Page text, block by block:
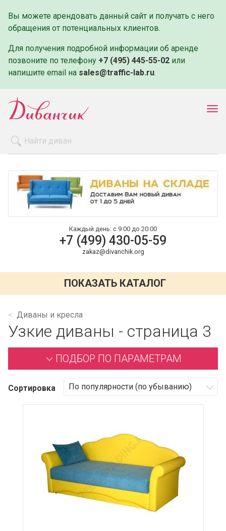
Вы можете арендовать данный сайт и получать с него
обращения от потенциальных клиентов.
Для получения подробной информации об аренде
позвоните по телефону +7 (495) 445-55-02 или
напишите email на sales@traffic-lab.ru.
Оплата и доставка
Контакты
Каждый день: с 9:00 до 20:00
+7 (499) 430-05-59
zakaz@divanchik.org
ПОКАЗАТЬ КАТАЛОГ
Диваны и кресла
Узкие диваны - страница 3
ПОДБОР ПО ПАРАМЕТРАМ
Сортировка